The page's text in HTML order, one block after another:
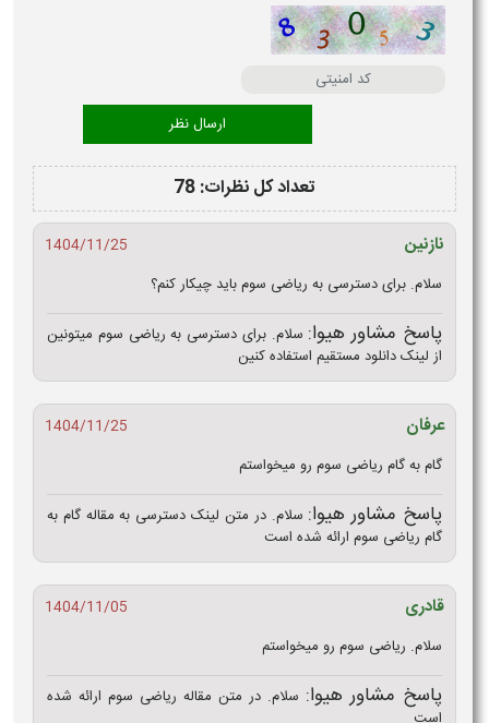
تعداد کل نظرات: 78
نازنین
1404/11/25
سلام. برای دسترسی به ریاضی سوم باید چیکار کنم؟
پاسخ مشاور هیوا: سلام. برای دسترسی به ریاضی سوم میتونین
از لینک دانلود مستقیم استفاده کنین
عرفان
1404/11/25
گام به گام ریاضی سوم رو میخواستم
پاسخ مشاور هیوا: سلام. در متن لینک دسترسی به مقاله گام به
گام ریاضی سوم ارائه شده است
قادری
1404/11/05
سلام. ریاضی سوم رو میخواستم
پاسخ مشاور هیوا: سلام. در متن مقاله ریاضی سوم ارائه شده